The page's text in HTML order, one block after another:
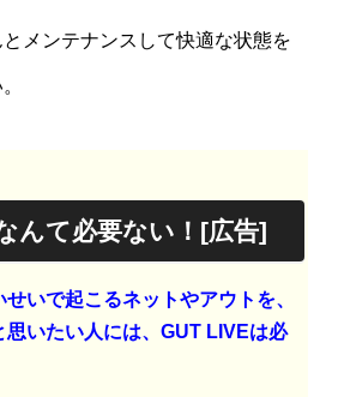
メンテナンスして快適な状態を
んて必要ない！[広告]
いで起こるネットやアウトを、
思いたい人には、GUT LIVEは必